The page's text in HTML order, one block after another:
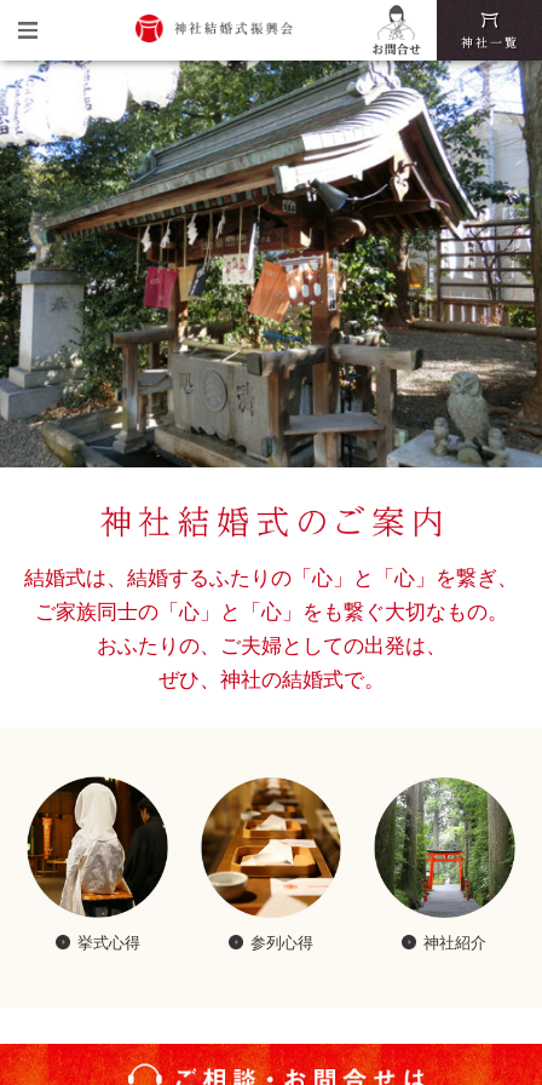
トップ
神社結婚式振興会とは
神社結婚式の魅力
挙式・披露宴までの流れ
神社結婚式いろは
結婚式は、結婚するふたりの「心」と「心」を繋ぎ、
ご家族同士の「心」と「心」をも繋ぐ大切なもの。
おふたりの、ご夫婦としての出発は、
ぜひ、神社の結婚式で。
挙式心得 参列心得 神社紹介